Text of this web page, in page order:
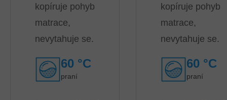
kopíruje pohyb
matrace,
nevytahuje se.
60 °C
praní
kopíruje pohyb
matrace,
nevytahuje se.
60 °C
praní